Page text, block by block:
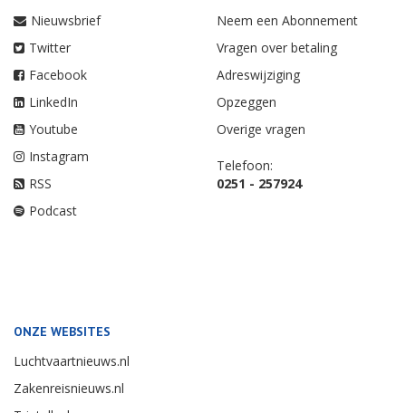
Nieuwsbrief
Twitter
Facebook
LinkedIn
Youtube
Instagram
RSS
Podcast
Neem een Abonnement
Vragen over betaling
Adreswijziging
Opzeggen
Overige vragen
Telefoon:
0251 - 257924
ONZE WEBSITES
Luchtvaartnieuws.nl
Zakenreisnieuws.nl